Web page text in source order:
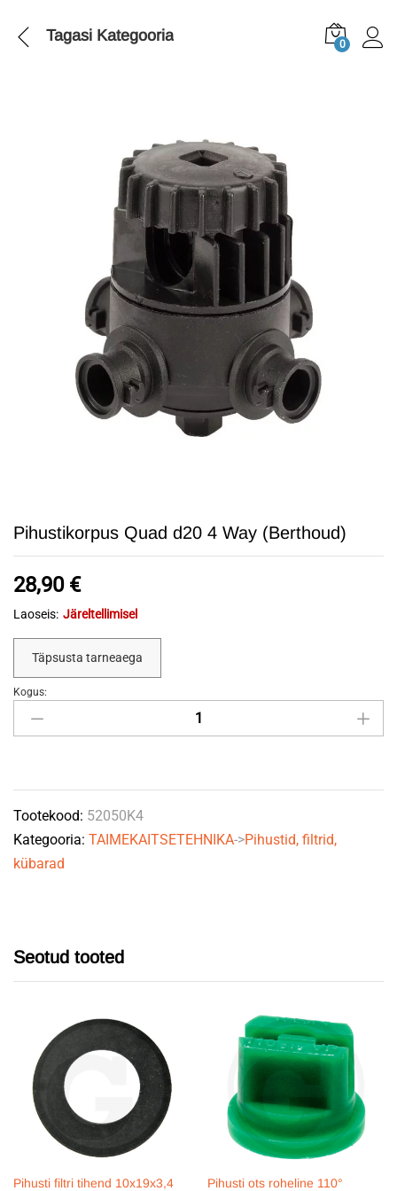
Tagasi Kategooria 0
Pihustikorpus Quad d20 4 Way (Berthoud)
28,90 €
Laoseis: Järeltellimisel
Täpsusta tarneaega
Pihustikorpus
Quad
Way
(Berthoud)
quantity
Kogus:
Tootekood: 52050K4
Kategooria: TAIMEKAITSETEHNIKA->Pihustid, filtrid,
kübarad
Seotud tooted
Pihusti filtri tihend 10x19x3,4 Pihusti ots roheline 110°